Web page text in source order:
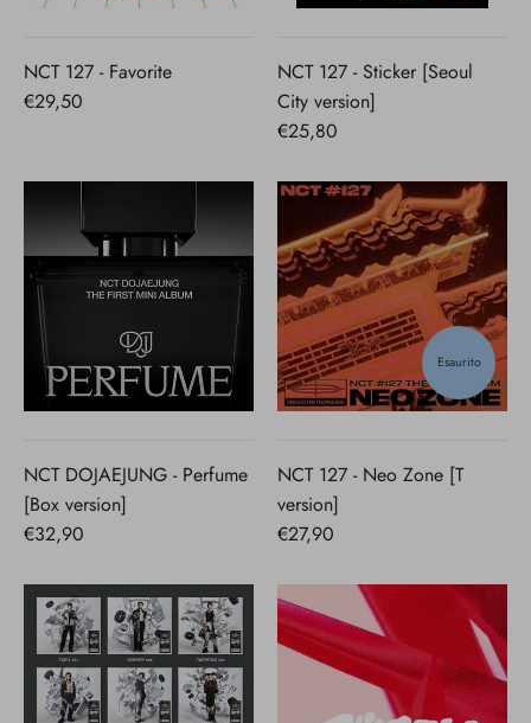
NCT 127 - Favorite
€29,50
NCT 127 - Sticker [Seoul
City version]
€25,80
NCT DOJAEJUNG - Perfume
[Box version]
€32,90
Esaurito
NCT 127 - Neo Zone [T
version]
€27,90